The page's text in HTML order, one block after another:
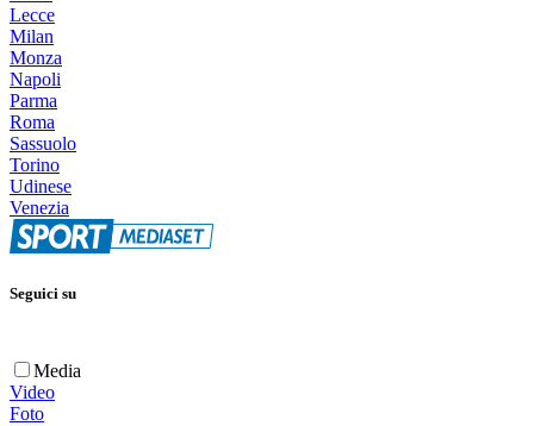
Lecce
Milan
Monza
Napoli
Parma
Roma
Sassuolo
Torino
Udinese
Venezia
Seguici su
Media
Video
Foto